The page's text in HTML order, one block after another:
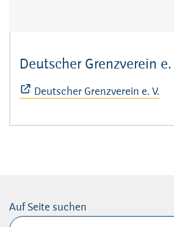
Deutscher Grenzverein e.
Deutscher Grenzverein e. V.
Auf Seite suchen
Suchen